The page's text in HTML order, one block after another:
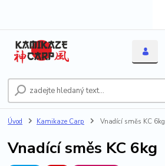
Úvod Kamikaze Carp Vnadící směs KC 6kg
Vnadící směs KC 6kg